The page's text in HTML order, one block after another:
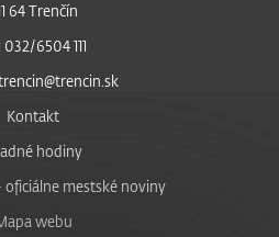
64 Trenčín
6504 111
Kontakt
hodiny
oficiálne mestské noviny
webu